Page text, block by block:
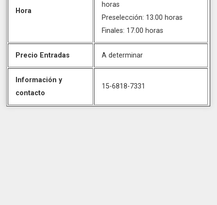
Hora
horas
Preselección: 13.00 horas
Finales: 17.00 horas
Precio Entradas A determinar
Información y
contacto
15-6818-7331